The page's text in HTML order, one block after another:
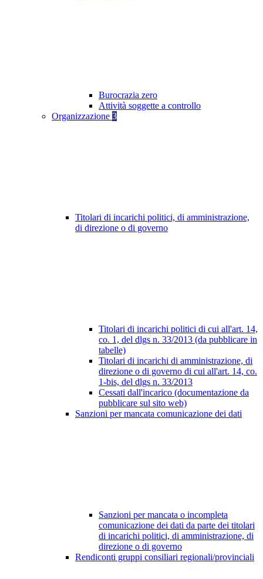
Burocrazia zero
Attività soggette a controllo
Organizzazione 3
Titolari di incarichi politici, di amministrazione,
di direzione o di governo
Titolari di incarichi politici di cui all'art. 14,
co. 1, del dlgs n. 33/2013 (da pubblicare in
tabelle)
Titolari di incarichi di amministrazione, di
direzione o di governo di cui all'art. 14, co.
1-bis, del dlgs n. 33/2013
Cessati dall'incarico (documentazione da
pubblicare sul sito web)
Sanzioni per mancata comunicazione dei dati
Sanzioni per mancata o incompleta
comunicazione dei dati da parte dei titolari
di incarichi politici, di amministrazione, di
direzione o di governo
Rendiconti gruppi consiliari regionali/provinciali